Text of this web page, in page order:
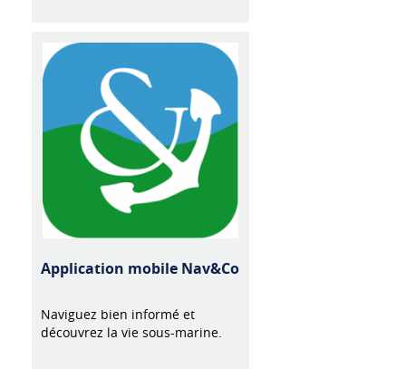
Application mobile Nav&Co
Naviguez bien informé et
découvrez la vie sous-marine.